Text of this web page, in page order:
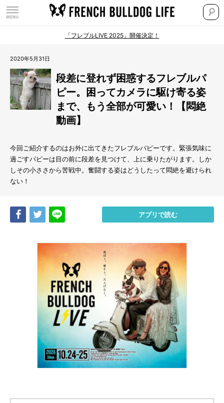
「フレブルLIVE 2025」開催決定！
2020年5月31日
段差に登れず困惑するフレブルパ
ピー。困ってカメラに駆け寄る姿
まで、もう全部が可愛い！【悶絶
動画】
今回ご紹介するのはお外に出てきたフレブルパピーです。緊張気味に
過ごすパピーは目の前に段差を見つけて、上に乗りたがります。しか
しその小ささから苦戦中。奮闘する姿はどうしたって悶絶を避けられ
ない！
Share Tweet アプリで読む